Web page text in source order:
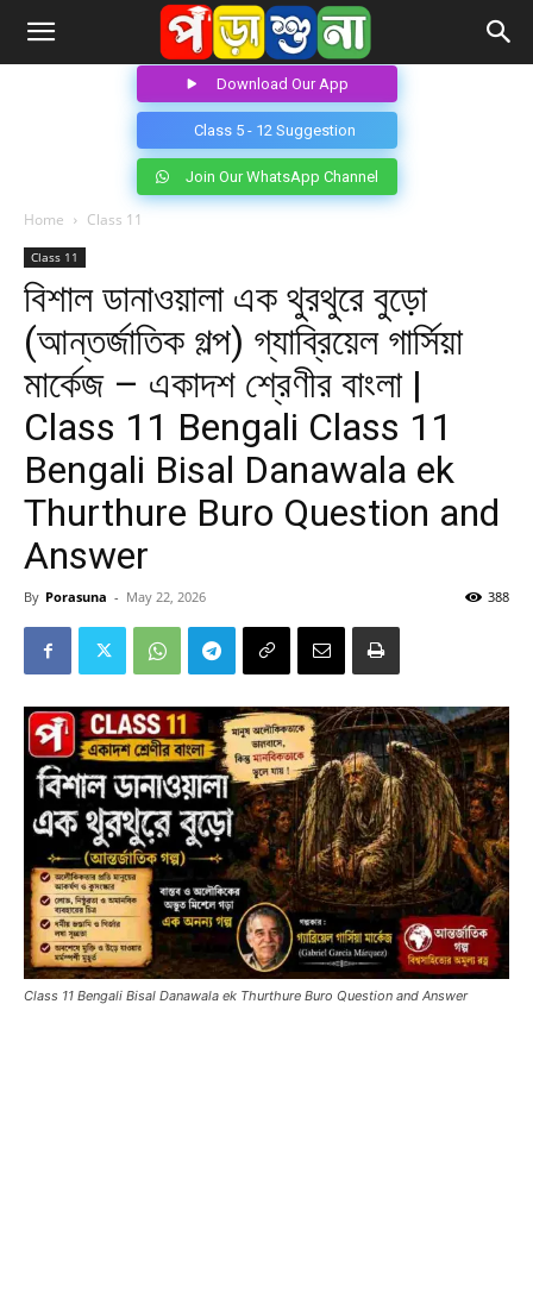
Download Our App
Class 5 - 12 Suggestion
Join Our WhatsApp Channel
Home Class 11
Class 11
বিশাল ডানাওয়ালা এক থুরথুরে বুড়ো
(আন্তর্জাতিক গল্প) গ্যাব্রিয়েল গার্সিয়া
মার্কেজ – একাদশ শ্রেণীর বাংলা |
Class 11 Bengali Class 11
Bengali Bisal Danawala ek
Thurthure Buro Question and
Answer
By Porasuna - May 22, 2026 388
Class 11 Bengali Bisal Danawala ek Thurthure Buro Question and Answer